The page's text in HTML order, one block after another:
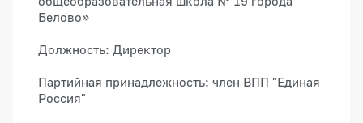
Белово»
Должность: Директор
Партийная принадлежность: член ВПП "Единая
Россия"